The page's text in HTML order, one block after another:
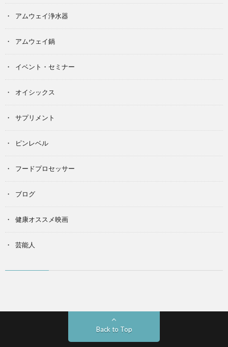
アムウェイ浄水器
アムウェイ鍋
イベント・セミナー
オイシックス
サプリメント
ピンレベル
フードプロセッサー
ブログ
健康オススメ映画
芸能人
Back to Top